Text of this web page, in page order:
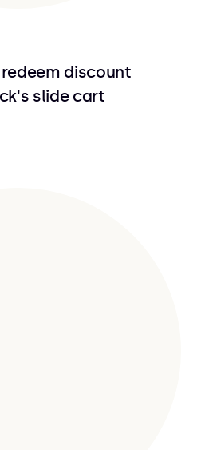
discount
slide cart